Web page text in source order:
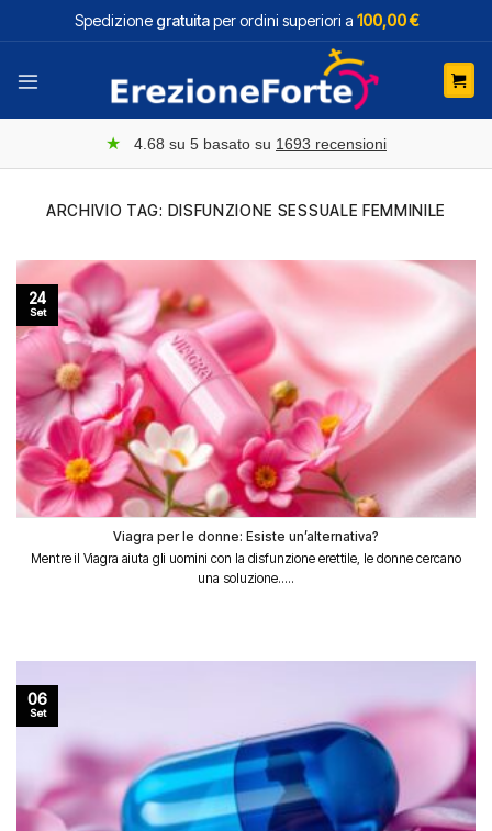
Spedizione gratuitaper ordini superiori a 100,00 €
★ 4.68 su 5 basato su 1693 recensioni
ARCHIVIO TAG: DISFUNZIONE SESSUALE FEMMINILE
Viagra per le donne: Esiste un’alternativa?
Mentre il Viagra aiuta gli uomini con la disfunzione erettile, le donne cercano
una soluzione.....
24
Set
06
Set